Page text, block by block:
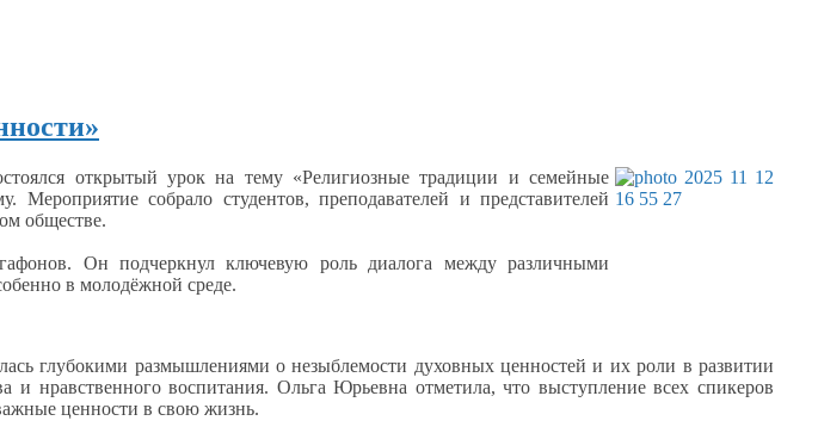
открытый урокна тему«Религиозные традиции и семейные
собрало студентов, преподавателей и представителей
обществе.
Он подчеркнул ключевую роль диалога между различными
в молодёжной среде.
глубокими размышлениями о незыблемости духовных ценностей и их роли в развитии
и нравственноговоспитания. Ольга Юрьевна отметила, что выступление всех спикеров
ценности в свою жизнь.